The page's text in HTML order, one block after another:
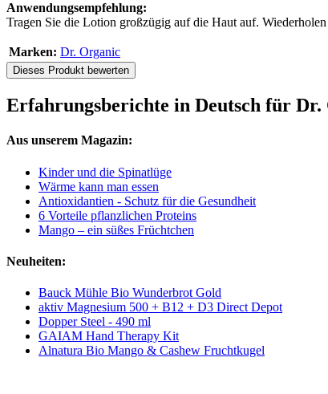
Anwendungsempfehlung:
Tragen Sie die Lotion großzügig auf die Haut auf.
Marken: Dr. Organic
Dieses Produkt bewerten
Erfahrungsberichte in Deutsch für
Aus unserem Magazin:
Kinder und die Spinatlüge
Wärme kann man essen
Antioxidantien - Schutz für die Gesundheit
6 Vorteile pflanzlichen Proteins
Mango – ein süßes Früchtchen
Neuheiten:
Bauck Mühle Bio Wunderbrot Gold
aktiv Magnesium 500 + B12 + D3 Direct Depot
Dopper Steel - 490 ml
GAIAM Hand Therapy Kit
Alnatura Bio Mango & Cashew Fruchtkugel